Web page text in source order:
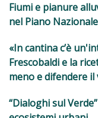
Fiumi e pianure
nel Piano
«In cantina c’è
Frescobaldi e la
meno e difendere il
“Dialoghi sul